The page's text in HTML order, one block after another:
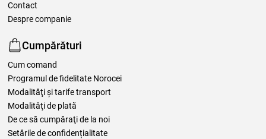
Contact
Despre companie
Cumpărături
Cum comand
Programul de fidelitate Norocei
Modalităţi şi tarife transport
Modalităţi de plată
De ce să cumpăraţi de la noi
Setările de confidențialitate